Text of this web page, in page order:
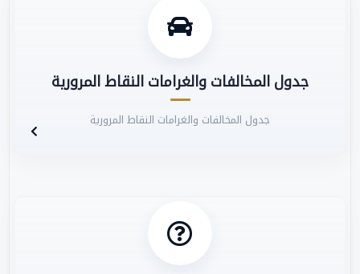
جدول المخالفات والغرامات النقاط المرورية
جدول المخالفات والغرامات النقاط المرورية